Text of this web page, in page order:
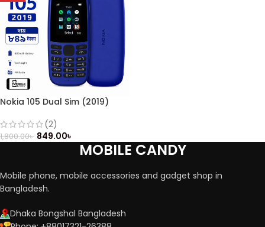
Nokia 105 Dual Sim (2019)
(2)
1,800.00৳ 849.00৳
MOBILE CANDY
Mobile phone, mobile accessories and gadget shop in
Bangladesh.
Dhaka Bongshal Bangladesh